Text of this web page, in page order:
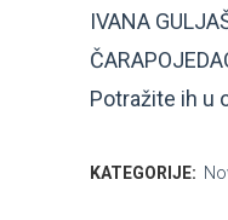
IVANA
Potražite ih u
KATEGORIJE: